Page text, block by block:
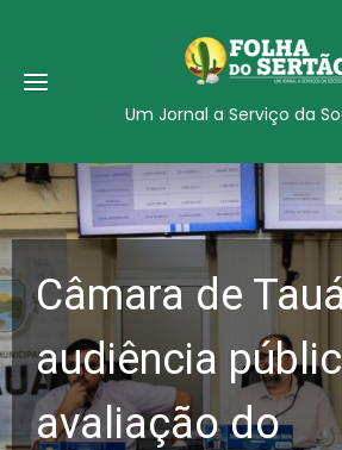
Um Jornal a Serviço da
Câmara de
audiência
avaliação do